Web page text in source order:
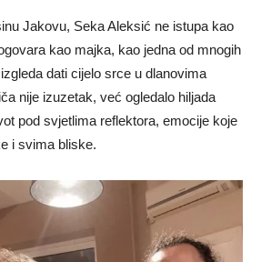
Jakovu, Seka Aleksić ne istupa kao
kao majka, kao jedna od mnogih
dati cijelo srce u dlanovima
nije izuzetak, već ogledalo hiljada
pod svjetlima reflektora, emocije koje
i svima bliske.